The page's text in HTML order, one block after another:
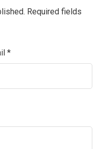
Required fields
*